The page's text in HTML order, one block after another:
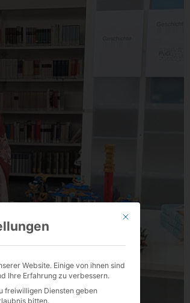
Mit diesem Button
Website. Einige von ihnen sind
Ihre Erfahrung zu verbessern.
freiwilligen Diensten geben
bitten.